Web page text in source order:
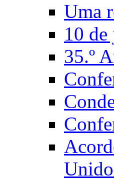
Uma
10
35.º